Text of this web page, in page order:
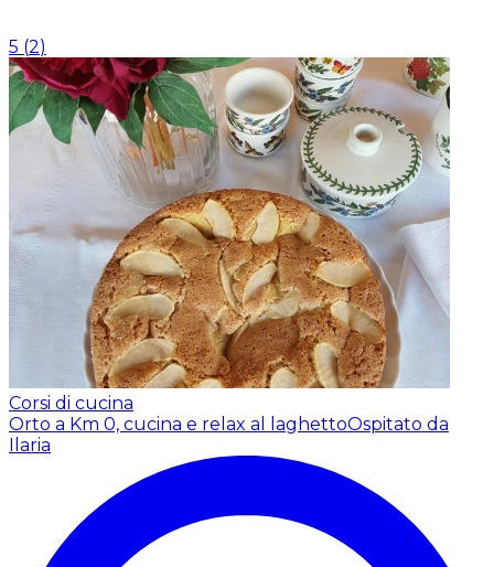
5 (2)
Corsi di cucina
Orto a Km 0, cucina e relax al laghettoOspitato da
Ilaria